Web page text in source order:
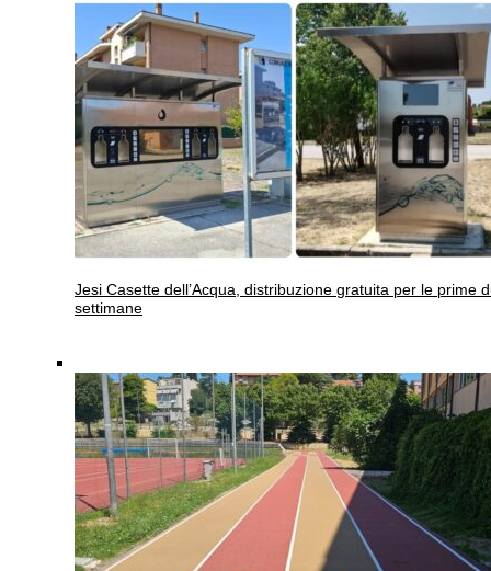
Jesi Casette dell’Acqua, distribuzione gratuita per le prime
settimane